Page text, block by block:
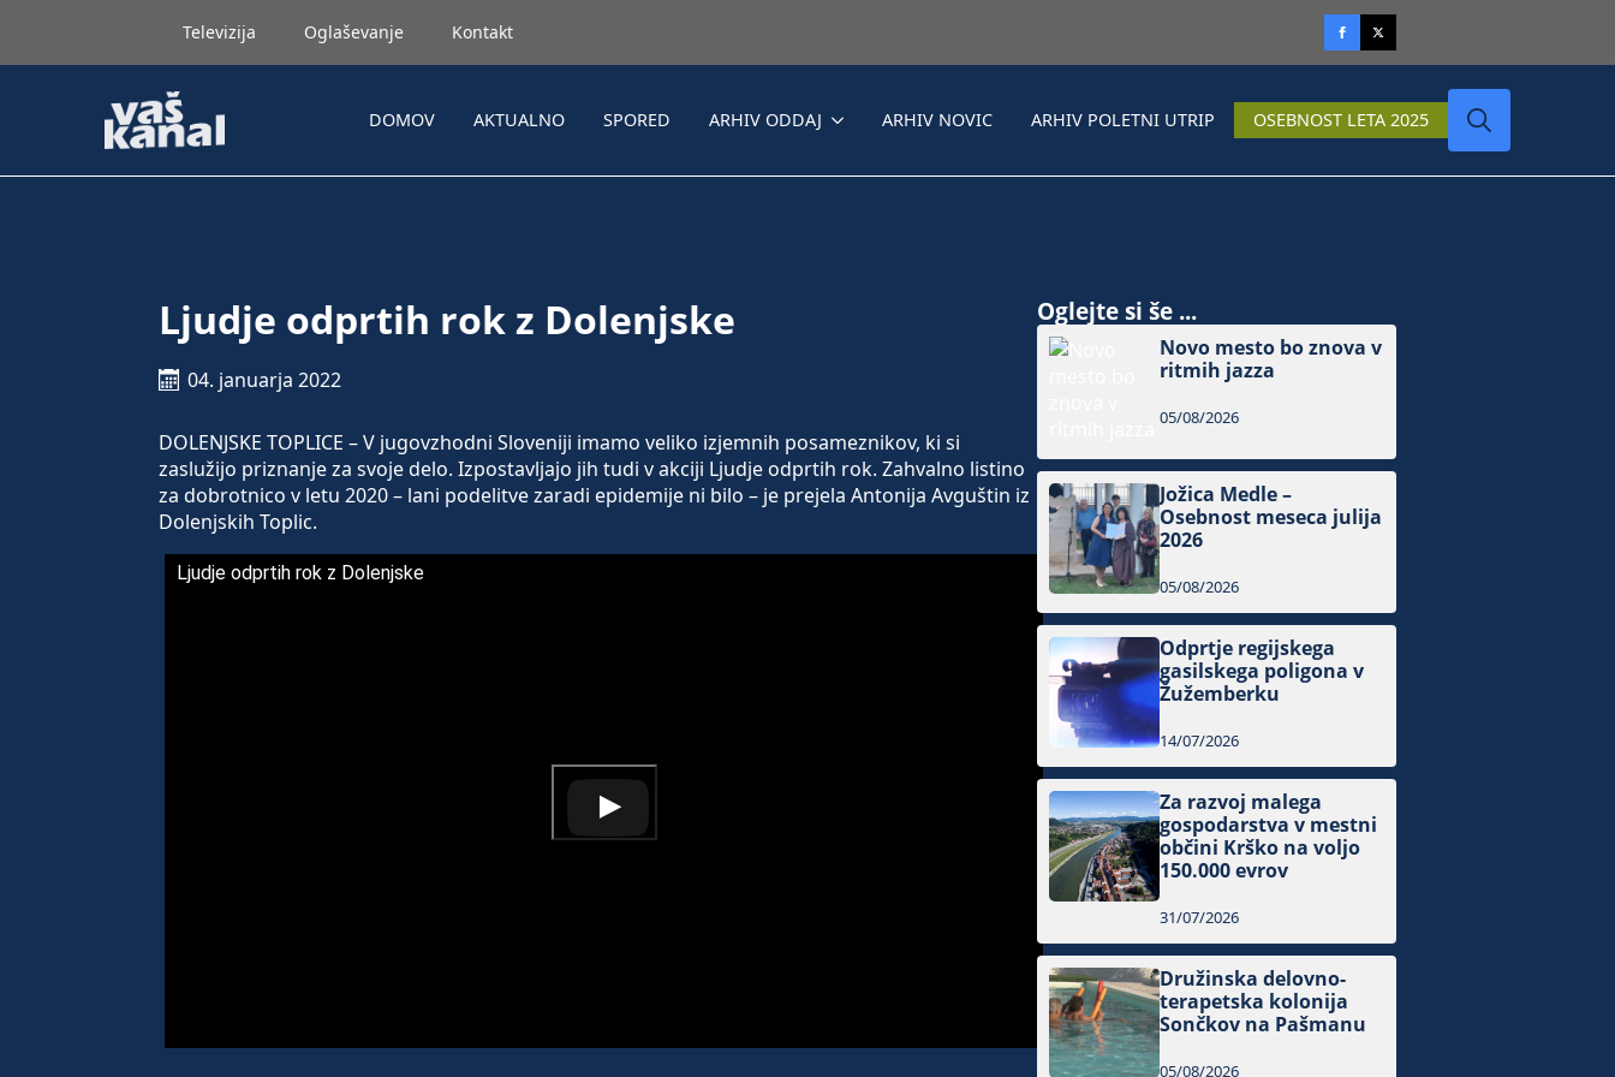
Televizija Oglaševanje Kontakt
DOMOV AKTUALNO SPORED ARHIV ODDAJ ARHIV NOVIC ARHIV POLETNI UTRIP OSEBNOST LETA 2025
Ljudje odprtih rok z Dolenjske
04. januarja 2022
DOLENJSKE TOPLICE – V jugovzhodni Sloveniji imamo veliko izjemnih posameznikov, ki si
zaslužijo priznanje za svoje delo. Izpostavljajo jih tudi v akciji Ljudje odprtih rok. Zahvalno listino
za dobrotnico v letu 2020 – lani podelitve zaradi epidemije ni bilo – je prejela Antonija Avguštin iz
Dolenjskih Toplic.
Ljudje odprtih rok z Dolenjske
Oglejte si še ...
Novo mesto bo znova v
ritmih jazza
05/08/2026
Jožica Medle –
Osebnost meseca julija
2026
05/08/2026
Odprtje regijskega
gasilskega poligona v
Žužemberku
14/07/2026
Za razvoj malega
gospodarstva v mestni
občini Krško na voljo
150.000 evrov
31/07/2026
Družinska delovno-
terapetska kolonija
Sončkov na Pašmanu
05/08/2026